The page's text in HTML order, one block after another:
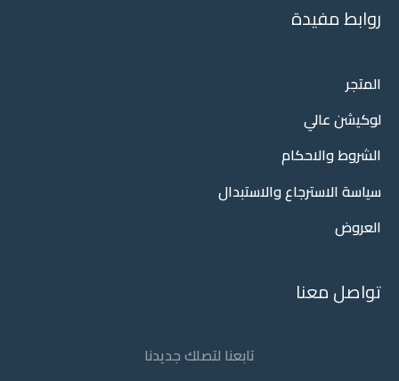
روابط مفيدة
المتجر
لوكيشن عالي
الشروط والاحكام
سياسة الاسترجاع والاستبدال
العروض
تواصل معنا
تابعنا لتصلك جديدنا